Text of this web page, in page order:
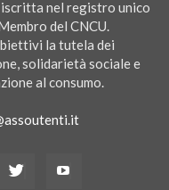
nel registro unico
del CNCU.
la tutela dei
solidarietà sociale e
al consumo.